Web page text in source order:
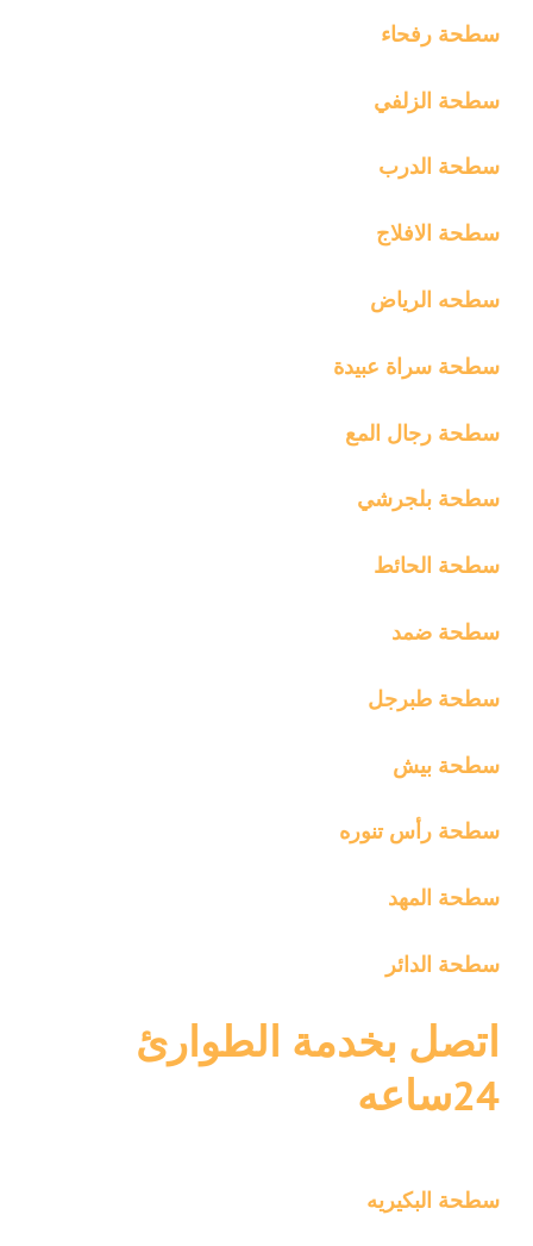
سطحة رفحاء
سطحة الزلفي
سطحة الدرب
سطحة الافلاج
سطحه الرياض
سطحة سراة عبيدة
سطحة رجال المع
سطحة بلجرشي
سطحة الحائط
سطحة ضمد
سطحة طبرجل
سطحة بيش
سطحة رأس تنوره
سطحة المهد
سطحة الدائر
اتصل بخدمة الطوارئ
24ساعه
سطحة البكيريه